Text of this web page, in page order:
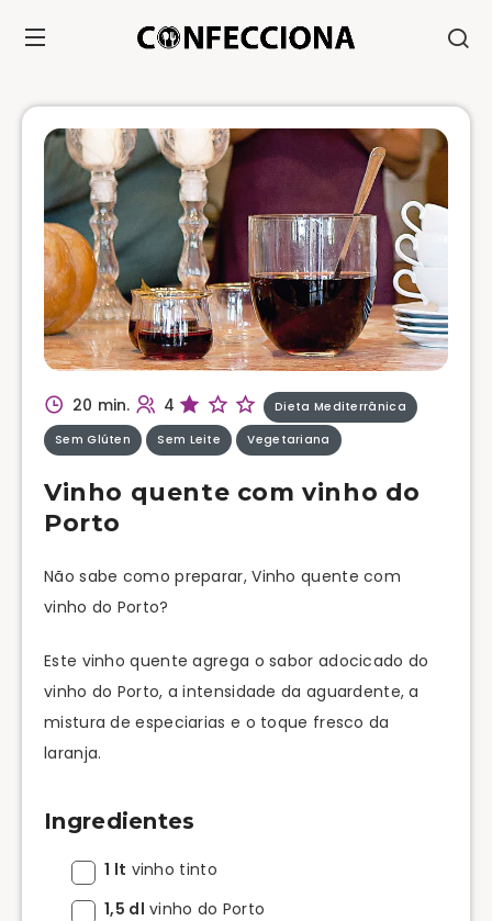
20 min. 4 Dieta Mediterrânica
Sem Glúten Sem Leite Vegetariana
Vinho quente com vinho do
Porto
Não sabe como preparar, Vinho quente com
vinho do Porto?
Este vinho quente agrega o sabor adocicado do
vinho do Porto, a intensidade da aguardente, a
mistura de especiarias e o toque fresco da
laranja.
Ingredientes
1 lt vinho tinto
1,5 dl vinho do Porto